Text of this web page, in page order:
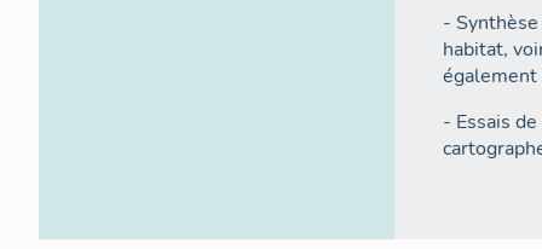
-
habitat,
également
- Essais